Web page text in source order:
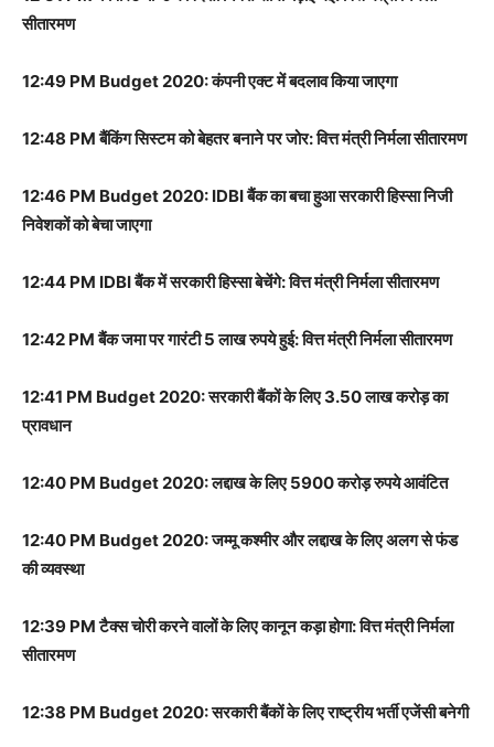
सीतारमण
12:49 PM Budget 2020: कंपनी एक्ट में बदलाव किया जाएगा
12:48 PM बैंकिंग सिस्टम को बेहतर बनाने पर जोर: वित्त मंत्री निर्मला सीतारमण
12:46 PM Budget 2020: IDBI बैंक का बचा हुआ सरकारी हिस्सा निजी
निवेशकों को बेचा जाएगा
12:44 PM IDBI बैंक में सरकारी हिस्सा बेचेंगे: वित्त मंत्री निर्मला सीतारमण
12:42 PM बैंक जमा पर गारंटी 5 लाख रुपये हुई: वित्त मंत्री निर्मला सीतारमण
12:41 PM Budget 2020: सरकारी बैंकों के लिए 3.50 लाख करोड़ का
प्रावधान
12:40 PM Budget 2020: लद्दाख के लिए 5900 करोड़ रुपये आवंटित
12:40 PM Budget 2020: जम्मू कश्मीर और लद्दाख के लिए अलग से फंड
की व्यवस्था
12:39 PM टैक्स चोरी करने वालों के लिए कानून कड़ा होगा: वित्त मंत्री निर्मला
सीतारमण
12:38 PM Budget 2020: सरकारी बैंकों के लिए राष्ट्रीय भर्ती एजेंसी बनेगी